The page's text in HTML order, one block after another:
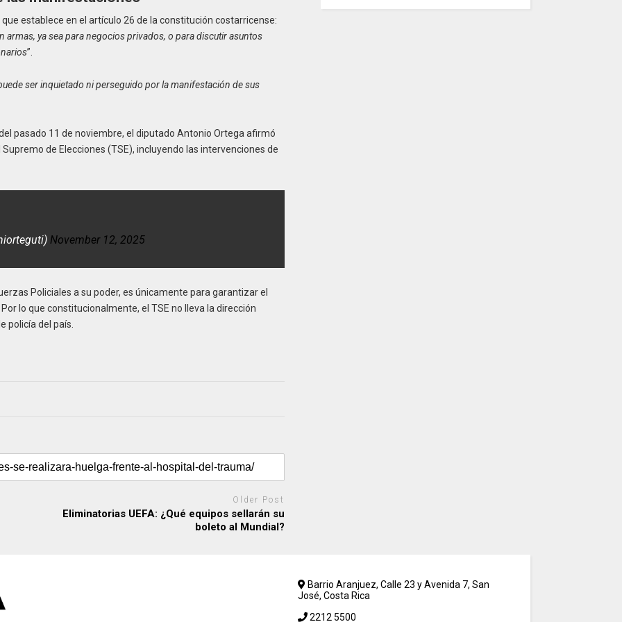
establece en el artículo 26 de la constitución costarricense:
ya sea para negocios privados, o para discutir asuntos
”.
ser inquietado ni perseguido por la manifestación de sus
pasado 11 de noviembre, el diputado Antonio Ortega afirmó
de Elecciones (TSE), incluyendo las intervenciones de
November 12, 2025
Policiales a su poder, es únicamente para garantizar el
lo que constitucionalmente, el TSE no lleva la dirección
policía del país.
Older Post
Eliminatorias UEFA: ¿Qué equipos sellarán su
boleto al Mundial?
Barrio Aranjuez, Calle 23 y Avenida 7, San
José, Costa Rica
2212 5500